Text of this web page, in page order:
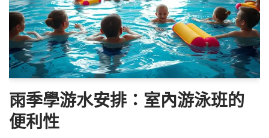
雨季學游水安排：室內游泳班的
便利性